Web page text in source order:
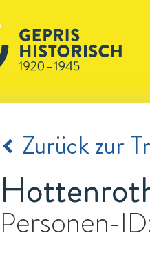
Zurück zur
Personen-